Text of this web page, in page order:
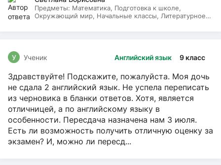
Предметы: Математика, Подготовка к школе,
Окружающий мир, Начальные классы, Литературное
Английский язык 9 класс
У Ученик
Здравствуйте! Подскажите, пожалуйста. Моя дочь
не сдала 2 английский язык. Не успела переписать
из черновика в бланки ответов. Хотя, является
отличницей, а по английскому языку в
особенности. Пересдача назначена нам 3 июля.
Есть ли возможность получить отличную оценку за
экзамен? И, можно ли пересд...